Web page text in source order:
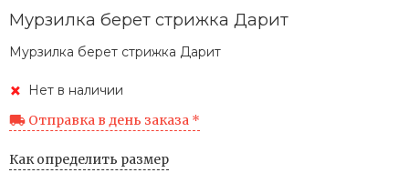
Мурзилка берет стрижка Дарит
Мурзилка берет стрижка Дарит
Нет в наличии
Отправка в день заказа *
Как определить размер